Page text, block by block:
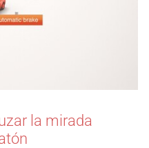
la mirada